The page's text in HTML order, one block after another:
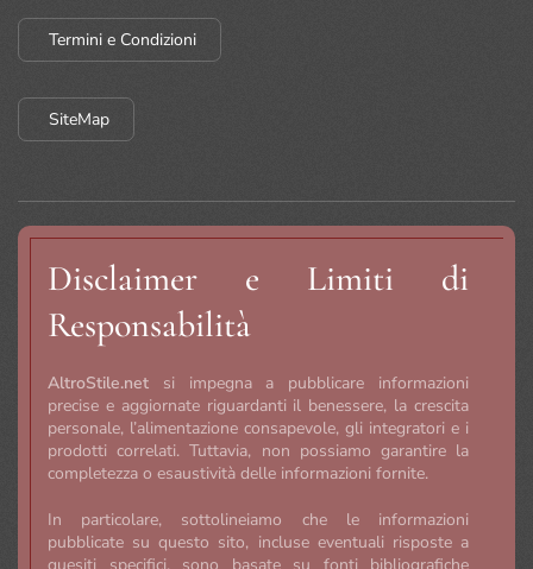
Termini e Condizioni
SiteMap
Disclaimer e Limiti di
Responsabilità
AltroStile.net si impegna a pubblicare informazioni
precise e aggiornate riguardanti il benessere, la crescita
personale, l’alimentazione consapevole, gli integratori e i
prodotti correlati. Tuttavia, non possiamo garantire la
completezza o esaustività delle informazioni fornite.
In particolare, sottolineiamo che le informazioni
pubblicate su questo sito, incluse eventuali risposte a
quesiti specifici, sono basate su fonti bibliografiche